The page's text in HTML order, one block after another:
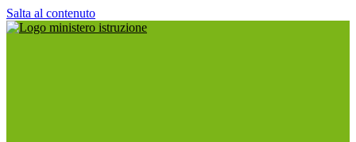
Salta al contenuto